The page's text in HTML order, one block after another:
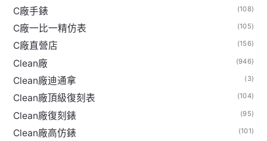
C廠手錶 (108)
C廠一比一精仿表 (105)
C廠直營店 (156)
Clean廠 (946)
Clean廠迪通拿 (3)
Clean廠頂級復刻表 (104)
Clean廠復刻錶 (95)
Clean廠高仿錶 (101)